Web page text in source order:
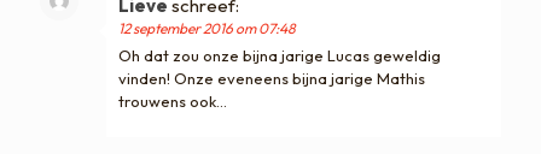
Lieve schreef:
12 september 2016 om 07:48
Oh dat zou onze bijna jarige Lucas geweldig
vinden! Onze eveneens bijna jarige Mathis
trouwens ook…